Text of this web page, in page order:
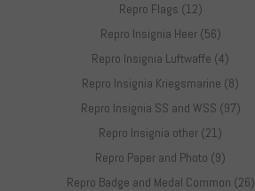
Repro Flags (12)
Repro Insignia Heer (56)
Repro Insignia Luftwaffe (4)
Repro Insignia Kriegsmarine (8)
Repro Insignia SS and WSS (97)
Repro Insignia other (21)
Repro Paper and Photo (9)
Repro Badge and Medal Common (26)